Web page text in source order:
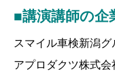
■講演講師の企
スマイル車検新潟
アプロダクツ株式